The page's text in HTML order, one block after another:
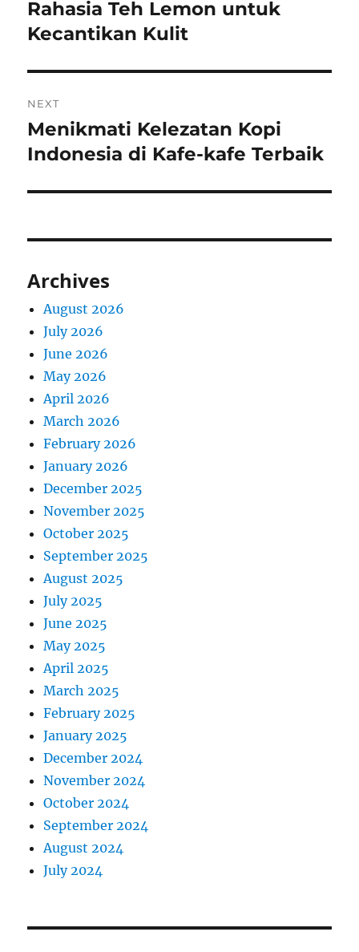
Previous
post:
Rahasia Teh Lemon untuk
Kecantikan Kulit
NEXT
Next
post:
Menikmati Kelezatan Kopi
Indonesia di Kafe-kafe Terbaik
Archives
August 2026
July 2026
June 2026
May 2026
April 2026
March 2026
February 2026
January 2026
December 2025
November 2025
October 2025
September 2025
August 2025
July 2025
June 2025
May 2025
April 2025
March 2025
February 2025
January 2025
December 2024
November 2024
October 2024
September 2024
August 2024
July 2024